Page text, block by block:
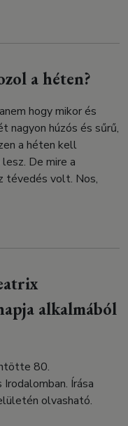
a héten?
hogy mikor és
nagyon húzós és sűrű,
a héten kell
De mire a
tévedés volt. Nos,
alkalmából
80.
Írása
olvasható.